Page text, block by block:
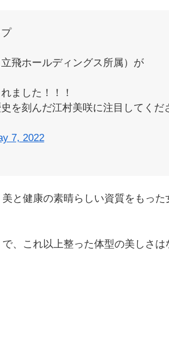
飛ホールディングス所属）が
ました！！！
を刻んだ江村美咲に注目してくだ
7, 2022
と健康の素晴らしい資質をもっ
、これ以上整った体型の美しさは